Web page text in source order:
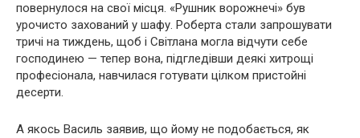
повернулося на свої місця. «Рушник ворожнечі» був
урочисто захований у шафу. Роберта стали запрошувати
тричі на тиждень, щоб і Світлана могла відчути себе
господинею — тепер вона, підгледівши деякі хитрощі
професіонала, навчилася готувати цілком пристойні
десерти.
А якось Василь заявив, що йому не подобається, як